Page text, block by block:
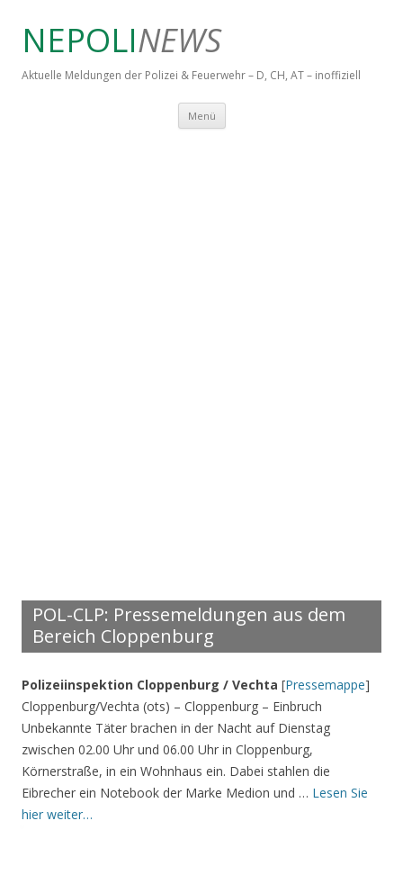
NEPOLINEWS
Aktuelle Meldungen der Polizei & Feuerwehr – D, CH, AT – inoffiziell
Menü Springe zum Inhalt
POL-CLP: Pressemeldungen aus dem
Bereich Cloppenburg
Polizeiinspektion Cloppenburg / Vechta [Pressemappe]
Cloppenburg/Vechta (ots) – Cloppenburg – Einbruch
Unbekannte Täter brachen in der Nacht auf Dienstag
zwischen 02.00 Uhr und 06.00 Uhr in Cloppenburg,
Körnerstraße, in ein Wohnhaus ein. Dabei stahlen die
Eibrecher ein Notebook der Marke Medion und … Lesen Sie
hier weiter…